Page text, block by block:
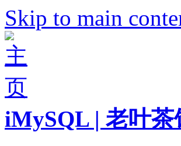
Skip to main
iMySQL | 老叶茶